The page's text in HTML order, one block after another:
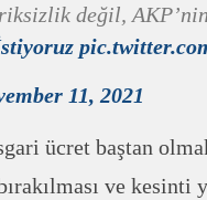
değil,
11, 2021
ücret baştan
ve kesinti